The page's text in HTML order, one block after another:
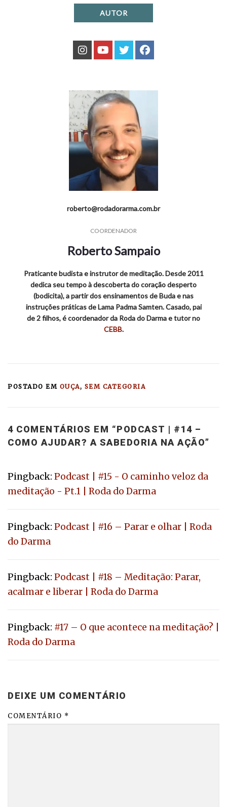
AUTOR
roberto@rodadorarma.com.br
COORDENADOR
Roberto Sampaio
Praticante budista e instrutor de meditação. Desde 2011
dedica seu tempo à descoberta do coração desperto
(bodicita), a partir dos ensinamentos de Buda e nas
instruções práticas de Lama Padma Samten. Casado, pai
de 2 filhos, é coordenador da Roda do Darma e tutor no
CEBB.
POSTADO EM OUÇA, SEM CATEGORIA
4 COMENTÁRIOS EM “PODCAST | #14 –
COMO AJUDAR? A SABEDORIA NA AÇÃO”
Pingback: Podcast | #15 - O caminho veloz da
meditação - Pt.1 | Roda do Darma
Pingback: Podcast | #16 – Parar e olhar | Roda
do Darma
Pingback: Podcast | #18 – Meditação: Parar,
acalmar e liberar | Roda do Darma
Pingback: #17 – O que acontece na meditação? |
Roda do Darma
DEIXE UM COMENTÁRIO
COMENTÁRIO *